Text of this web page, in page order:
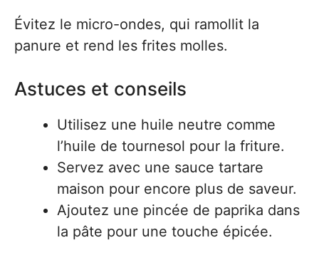
Évitez le micro-ondes, qui ramollit la
panure et rend les frites molles.
Astuces et conseils
Utilisez une huile neutre comme
l’huile de tournesol pour la friture.
Servez avec une sauce tartare
maison pour encore plus de saveur.
Ajoutez une pincée de paprika dans
la pâte pour une touche épicée.